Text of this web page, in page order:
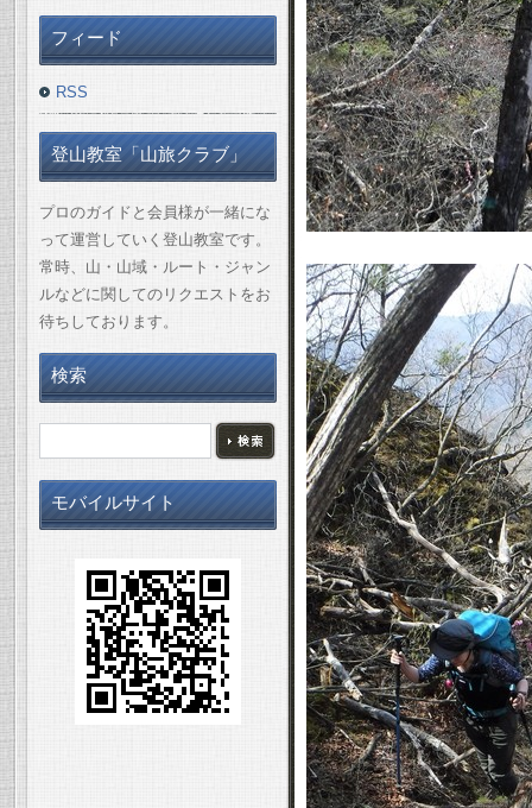
フィード
RSS
登山教室「山旅クラブ」
プロのガイドと会員様が一緒にな
って運営していく登山教室です。
常時、山・山域・ルート・ジャン
ルなどに関してのリクエストをお
待ちしております。
検索
モバイルサイト